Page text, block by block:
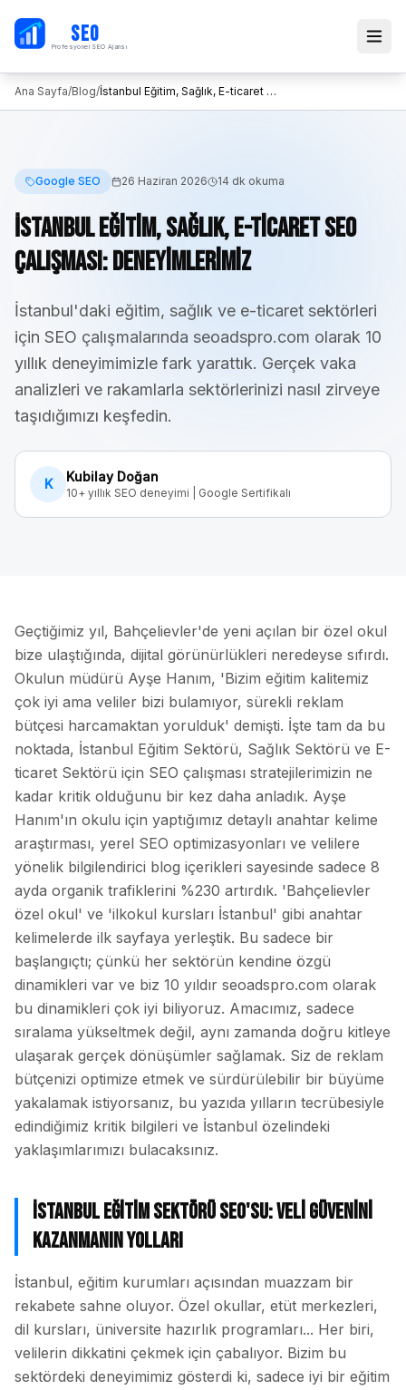
SEO
Profesyonel SEO Ajansı
Ana Sayfa/Blog/ İstanbul Eğitim, Sağlık, E-ticaret SEO Çalışması: Deneyimlerimiz
Google SEO 26 Haziran 2026 14 dk okuma
İstanbul Eğitim, Sağlık, E-ticaret SEO
Çalışması: Deneyimlerimiz
İstanbul'daki eğitim, sağlık ve e-ticaret sektörleri
için SEO çalışmalarında seoadspro.com olarak 10
yıllık deneyimimizle fark yarattık. Gerçek vaka
analizleri ve rakamlarla sektörlerinizi nasıl zirveye
taşıdığımızı keşfedin.
K Kubilay Doğan
10+ yıllık SEO deneyimi | Google Sertifikalı
Geçtiğimiz yıl, Bahçelievler'de yeni açılan bir özel okul
bize ulaştığında, dijital görünürlükleri neredeyse sıfırdı.
Okulun müdürü Ayşe Hanım, 'Bizim eğitim kalitemiz
çok iyi ama veliler bizi bulamıyor, sürekli reklam
bütçesi harcamaktan yorulduk' demişti. İşte tam da bu
noktada, İstanbul Eğitim Sektörü, Sağlık Sektörü ve E-
ticaret Sektörü için SEO çalışması stratejilerimizin ne
kadar kritik olduğunu bir kez daha anladık. Ayşe
Hanım'ın okulu için yaptığımız detaylı anahtar kelime
araştırması, yerel SEO optimizasyonları ve velilere
yönelik bilgilendirici blog içerikleri sayesinde sadece 8
ayda organik trafiklerini %230 artırdık. 'Bahçelievler
özel okul' ve 'ilkokul kursları İstanbul' gibi anahtar
kelimelerde ilk sayfaya yerleştik. Bu sadece bir
başlangıçtı; çünkü her sektörün kendine özgü
dinamikleri var ve biz 10 yıldır seoadspro.com olarak
bu dinamikleri çok iyi biliyoruz. Amacımız, sadece
sıralama yükseltmek değil, aynı zamanda doğru kitleye
ulaşarak gerçek dönüşümler sağlamak. Siz de reklam
bütçenizi optimize etmek ve sürdürülebilir bir büyüme
yakalamak istiyorsanız, bu yazıda yılların tecrübesiyle
edindiğimiz kritik bilgileri ve İstanbul özelindeki
yaklaşımlarımızı bulacaksınız.
İstanbul Eğitim Sektörü SEO'su: Veli Güvenini
Kazanmanın Yolları
İstanbul, eğitim kurumları açısından muazzam bir
rekabete sahne oluyor. Özel okullar, etüt merkezleri,
dil kursları, üniversite hazırlık programları... Her biri,
velilerin dikkatini çekmek için çabalıyor. Bizim bu
sektördeki deneyimimiz gösterdi ki, sadece iyi bir eğitim